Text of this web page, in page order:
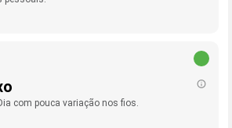
com pouca variação nos fios.